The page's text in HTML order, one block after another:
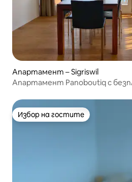
Апартамент – Sigriswil
Апартамент Panoboutiq с
Избор на гостите
Избор на гостите